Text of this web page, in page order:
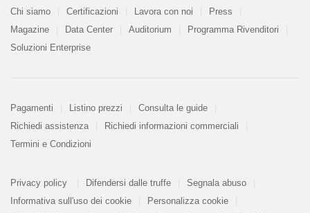
Azienda
Chi siamo Certificazioni Lavora con noi
Press
Magazine
Data Center Auditorium
Programma Rivenditori
Soluzioni Enterprise
Pagamenti
Pagamenti Listino prezzi
Consulta le guide
Richiedi assistenza
Richiedi informazioni commerciali
Termini e Condizioni
Informazioni
Privacy policy
PDF
kB
Difendersi dalle truffe
Segnala abuso
Informativa sull'uso dei cookie
Personalizza cookie